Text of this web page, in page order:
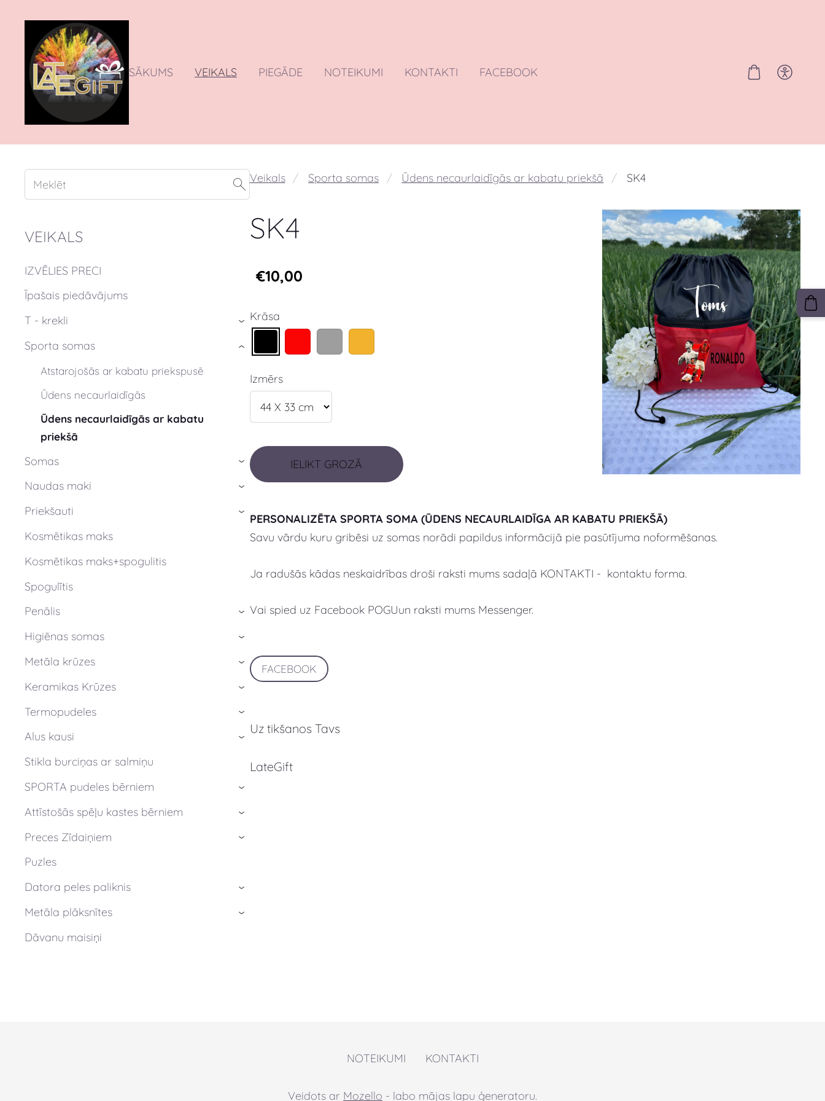
SĀKUMS VEIKALS PIEGĀDE NOTEIKUMI KONTAKTI FACEBOOK
VEIKALS
IZVĒLIES PRECI
Īpašais piedāvājums
T - krekli
›
Sporta somas
Atstarojošās ar kabatu priekspusē
Ūdens necaurlaidīgās
Ūdens necaurlaidīgās ar kabatu
priekšā
›
Somas ›
Naudas maki ›
Priekšauti ›
Kosmētikas maks
Kosmētikas maks+spogulitis
Spogulītis
Penālis
›
Higiēnas somas ›
Metāla krūzes ›
Keramikas Krūzes ›
Termopudeles ›
Alus kausi ›
Stikla burciņas ar salmiņu
SPORTA pudeles bērniem
›
Attīstošās spēļu kastes bērniem ›
Preces Zīdaiņiem ›
Puzles
Datora peles paliknis
›
Metāla plāksnītes ›
Dāvanu maisiņi
Veikals Sporta somas Ūdens necaurlaidīgās ar kabatu priekšā SK4
SK4
€10,00
Krāsa
Izmērs
IELIKT GROZĀ
PERSONALIZĒTA SPORTA SOMA (ŪDENS NECAURLAIDĪGA AR KABATU PRIEKŠĀ)
Savu vārdu kuru gribēsi uz somas norādi papildus informācijā pie pasūtījuma noformēšanas.
Ja radušās kādas neskaidrības droši raksti mums sadaļā KONTAKTI - kontaktu forma.
Vai spied uz Facebook POGUun raksti mums Messenger.
FACEBOOK
Uz tikšanos Tavs
LateGift
NOTEIKUMI KONTAKTI
Veidots ar Mozello - labo mājas lapu ģeneratoru.